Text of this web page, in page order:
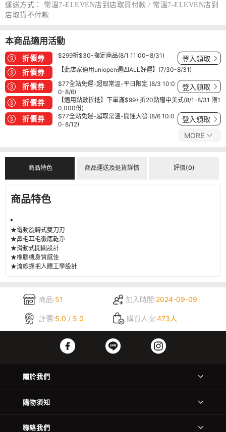
運送方式：
常溫7-ELEVEN店到店取貨付款 / 常溫7-ELEVEN店到
店取貨不付款
本商品適用活動
折價券 $299折$30-指定商品(8/1 11:00~8/31) 登入領取
折價券 【此店家適用uniopen週四ALL好運】(7/30-8/31)
折價券
$77全站免運-超取常溫-平日限定 (8/3 10:0
0-8/6)
登入領取
折價券
【適用點數折抵】下單滿$99+折20點贈中美式(8/1-8/31 限1
0,000份)
折價券
$77全站免運-超取常溫-開運大發 (8/6 10:0
0-8/12)
登入領取
MORE
商品特色 商品運送及退貨詳情 評價(0)
商品特色
★電動旋轉式雙刀刃
★鼻毛耳毛徹底乾淨
★滑動式開關設計
★橡膠機身質感佳
★流線握把人體工學設計
商品:51 加入時間:2024-09-09
評價:5.0 / 5.0 購買人次:473人
關於我們
購物須知
聯絡我們